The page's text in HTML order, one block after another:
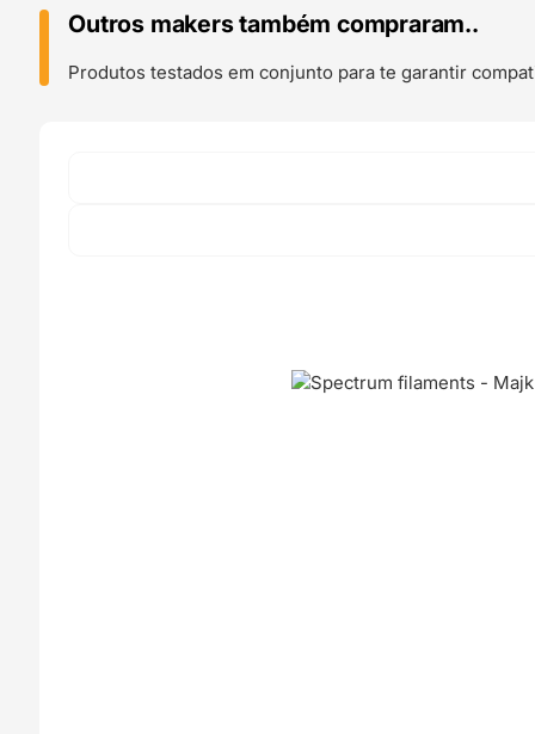
1kg
Golden
Berry
Outros makers também compraram..
Produtos testados em conjunto para te garantir